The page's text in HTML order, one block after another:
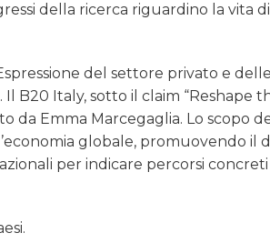
della ricerca riguardino la vita
del settore privato e
B20 Italy, sotto il claim “Reshape
da Emma Marcegaglia. Lo scopo
globale, promuovendo il
per indicare percorsi